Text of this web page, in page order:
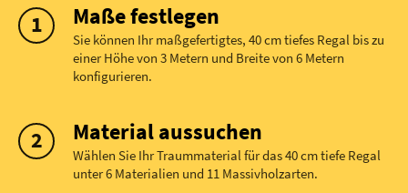
Maße festlegen
Sie können Ihr maßgefertigtes, 40 cm tiefes Regal bis zu
einer Höhe von 3 Metern und Breite von 6 Metern
konfigurieren.
Material aussuchen
Wählen Sie Ihr Traummaterial für das 40 cm tiefe Regal
unter 6 Materialien und 11 Massivholzarten.